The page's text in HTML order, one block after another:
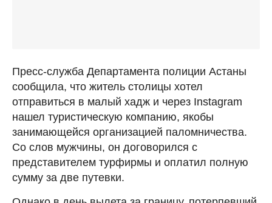
Пресс-служба Департамента полиции Астаны
сообщила, что житель столицы хотел
отправиться в малый хадж и через Instagram
нашел туристическую компанию, якобы
занимающейся организацией паломничества.
Со слов мужчины, он договорился с
представителем турфирмы и оплатил полную
сумму за две путевки.